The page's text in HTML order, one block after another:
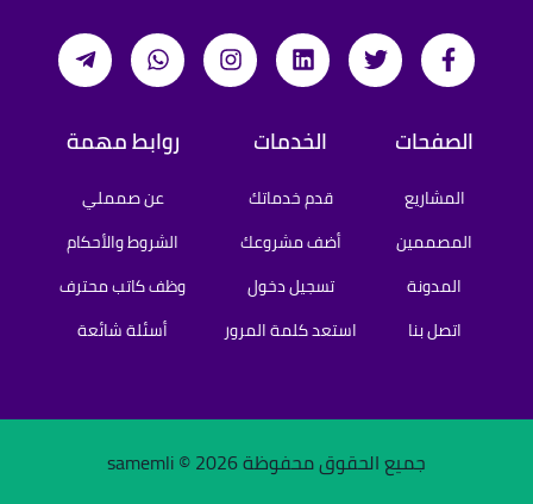
الصفحات
المشاريع
المصممين
المدونة
اتصل بنا
الخدمات
قدم خدماتك
أضف مشروعك
تسجيل دخول
استعد كلمة المرور
روابط مهمة
عن صمملي
الشروط والأحكام
وظف كاتب محترف
أسئلة شائعة
جميع الحقوق محفوظة samemli ©2026